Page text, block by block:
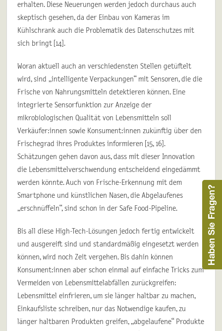
erhalten. Diese Neuerungen werden jedoch durchaus auch
skeptisch gesehen, da der Einbau von Kameras im
Kühlschrank auch die Problematik des Datenschutzes mit
sich bringt [14].
Woran aktuell auch an verschiedensten Stellen getüftelt
wird, sind „intelligente Verpackungen“ mit Sensoren, die die
Frische von Nahrungsmitteln detektieren können. Eine
integrierte Sensorfunktion zur Anzeige der
mikrobiologischen Qualität von Lebensmitteln soll
Verkäufer:innen sowie Konsument:innen zukünftig über den
Frischegrad ihres Produktes informieren [15, 16].
Schätzungen gehen davon aus, dass mit dieser Innovation
die Lebensmittelverschwendung entscheidend eingedämmt
werden könnte. Auch von Frische-Erkennung mit dem
Smartphone und künstlichen Nasen, die Abgelaufenes
„erschnüffeln“, sind schon in der Safe Food-Pipeline.
Bis all diese High-Tech-Lösungen jedoch fertig entwickelt
und ausgereift sind und standardmäßig eingesetzt werden
können, wird noch Zeit vergehen. Bis dahin können
Konsument:innen aber schon einmal auf einfache Tricks zum
Vermeiden von Lebensmittelabfällen zurückgreifen:
Lebensmittel einfrieren, um sie länger haltbar zu machen,
Einkaufsliste schreiben, nur das Notwendige kaufen, zu
länger haltbaren Produkten greifen, „abgelaufene“ Produkte